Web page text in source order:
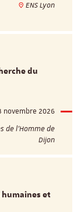
ENS Lyon
du
novembre 2026
de l'Homme de
Dijon
humaines et